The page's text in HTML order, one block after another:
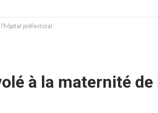
préfectoral
à la maternité